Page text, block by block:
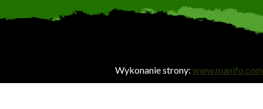
Wykonanie strony: www.manifo.com